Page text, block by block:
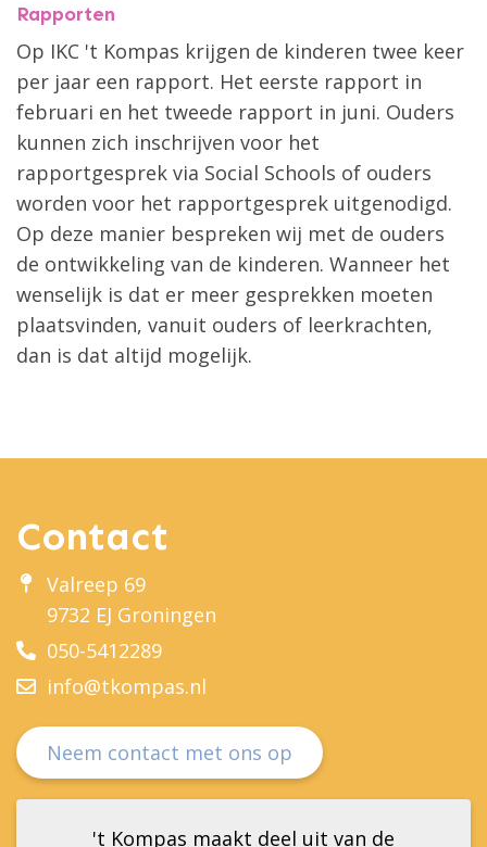
Rapporten
Op IKC 't Kompas krijgen de kinderen twee keer
per jaar een rapport. Het eerste rapport in
februari en het tweede rapport in juni. Ouders
kunnen zich inschrijven voor het
rapportgesprek via Social Schools of ouders
worden voor het rapportgesprek uitgenodigd.
Op deze manier bespreken wij met de ouders
de ontwikkeling van de kinderen. Wanneer het
wenselijk is dat er meer gesprekken moeten
plaatsvinden, vanuit ouders of leerkrachten,
dan is dat altijd mogelijk.
Contact
Valreep 69
9732 EJ Groningen
050-5412289
info@tkompas.nl
Neem contact met ons op
't Kompas maakt deel uit van de